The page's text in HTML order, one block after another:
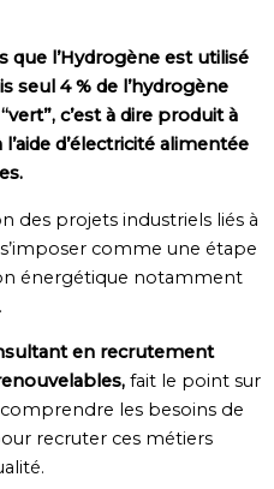
que l’Hydrogène est utilisé
seul 4 % de l’hydrogène
c’est à dire produit à
d’électricité alimentée
des projets industriels liés à
comme une étape
énergétique notamment
en recrutement
fait le point sur
les besoins de
recruter ces métiers